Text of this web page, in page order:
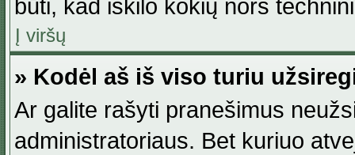
būti, kad iškilo kokių nors
Į viršų
» Kodėl aš iš viso turiu
Ar galite rašyti pranešimus
administratoriaus. Bet kuriuo